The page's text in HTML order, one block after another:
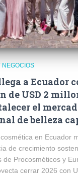
NEGOCIOS
a Ecuador
de USD 2
el
de belleza
en Ecuador
de crecimiento
de Procosméticos y
cerrar 2026 con